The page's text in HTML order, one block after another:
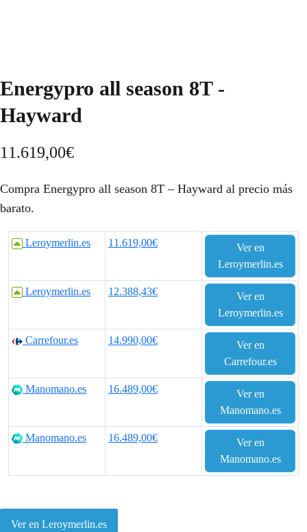
Energypro all season 8T -
Hayward
11.619,00€
Compra Energypro all season 8T – Hayward al precio más
barato.
Leroymerlin.es 11.619,00€
Ver en
Leroymerlin.es
Leroymerlin.es 12.388,43€
Ver en
Leroymerlin.es
Carrefour.es 14.990,00€
Ver en
Carrefour.es
Manomano.es 16.489,00€
Ver en
Manomano.es
Manomano.es 16.489,00€
Ver en
Manomano.es
Ver en Leroymerlin.es